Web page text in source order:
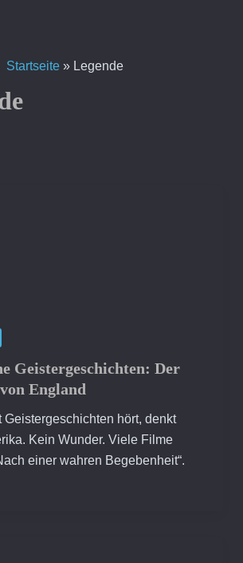
Startseite» Legende
Geistergeschichten: Der
England
Geistergeschichten hört, denkt
Kein Wunder. Viele Filme
einer wahren Begebenheit“.